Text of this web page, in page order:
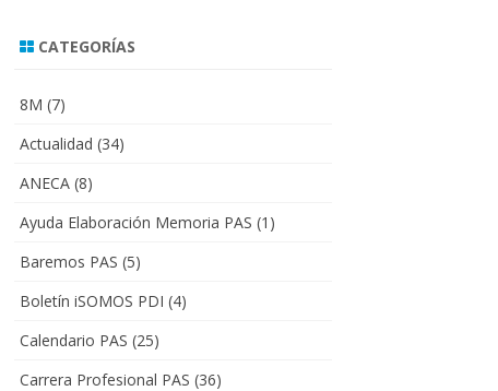
CATEGORÍAS
8M (7)
Actualidad (34)
ANECA(8)
Ayuda Elaboración Memoria PAS (1)
Baremos PAS (5)
Boletín iSOMOS PDI (4)
Calendario PAS (25)
Carrera Profesional PAS (36)